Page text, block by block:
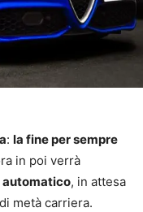
: la fine per sempre
in poi verrà
automatico, in attesa
metà carriera.